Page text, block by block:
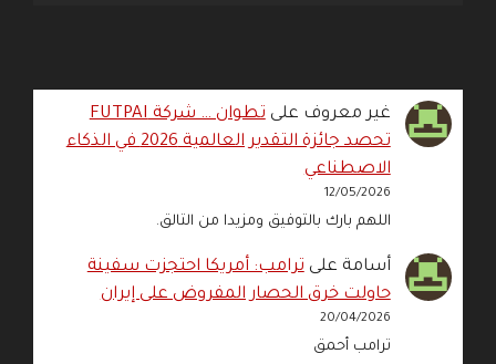
غير معروف على
تطوان … شركة FUTPAI
تحصد جائزة التقدير العالمية 2026 في الذكاء
الاصطناعي
12/05/2026
اللهم بارك بالتوفيق ومزيدا من التالق.
أسامة علىترامب: أمريكا احتجزت سفينة
حاولت خرق الحصار المفروض على إيران
20/04/2026
ترامب أحمق